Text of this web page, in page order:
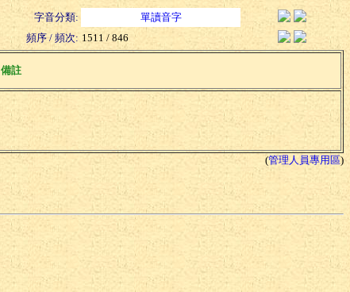
字音分類:
單讀音字
頻序 / 頻次: 1511 / 846
備註
(管理人員專用區)